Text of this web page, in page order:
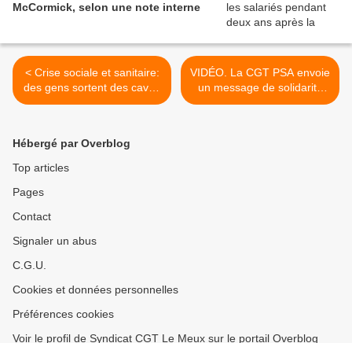
McCormick, selon une note interne
< Crise sociale et sanitaire:
des gens sortent des caves
à Paris pour demander des
VIDÉO. La CGT PSA envoie
un message de solidarité
aux travailleurs de PSA
Hébergé par Overblog
Top articles
Pages
Contact
Signaler un abus
C.G.U.
Cookies et données personnelles
Préférences cookies
Voir le profil de Syndicat CGT Le Meux sur le portail Overblog